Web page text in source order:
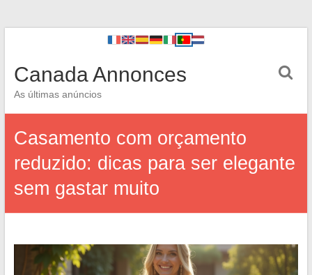
Canada Annonces
As últimas anúncios
Casamento com orçamento
reduzido: dicas para ser elegante
sem gastar muito